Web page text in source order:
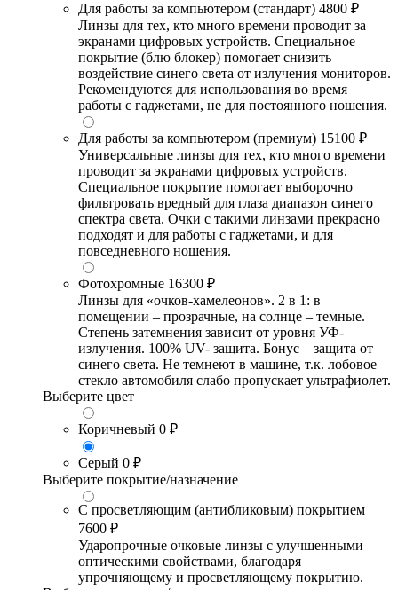
Для работы за компьютером (стандарт) 4800 ₽
Линзы для тех, кто много времени проводит за
экранами цифровых устройств. Специальное
покрытие (блю блокер) помогает снизить
воздействие синего света от излучения мониторов.
Рекомендуются для использования во время
работы с гаджетами, не для постоянного ношения.
Для работы за компьютером (премиум) 15100 ₽
Универсальные линзы для тех, кто много времени
проводит за экранами цифровых устройств.
Специальное покрытие помогает выборочно
фильтровать вредный для глаза диапазон синего
спектра света. Очки с такими линзами прекрасно
подходят и для работы с гаджетами, и для
повседневного ношения.
Фотохромные 16300 ₽
Линзы для «очков-хамелеонов». 2 в 1: в
помещении – прозрачные, на солнце – темные.
Степень затемнения зависит от уровня УФ-
излучения. 100% UV- защита. Бонус – защита от
синего света. Не темнеют в машине, т.к. лобовое
стекло автомобиля слабо пропускает ультрафиолет.
Выберите цвет
Коричневый 0 ₽
Серый 0 ₽
Выберите покрытие/назначение
С просветляющим (антибликовым) покрытием
7600 ₽
Ударопрочные очковые линзы с улучшенными
оптическими свойствами, благодаря
упрочняющему и просветляющему покрытию.